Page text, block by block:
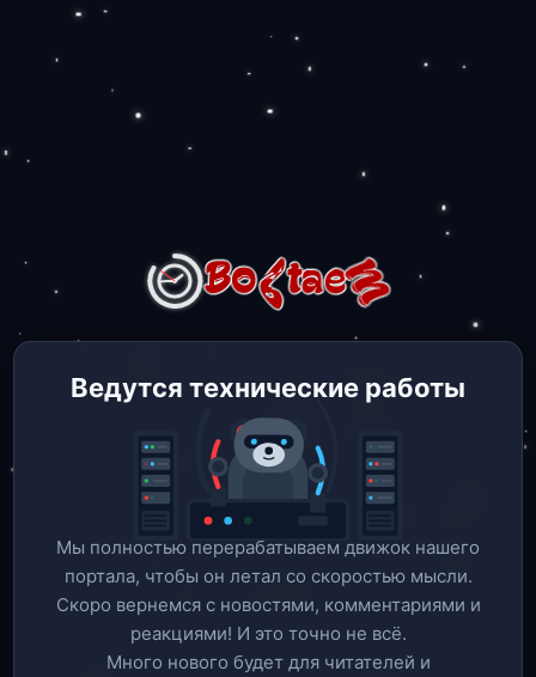
Ведутся технические работы
Мы полностью перерабатываем движок нашего
портала, чтобы он летал со скоростью мысли.
Скоро вернемся c новостями, комментариями и
реакциями! И это точно не всё.
Много нового будет для читателей и